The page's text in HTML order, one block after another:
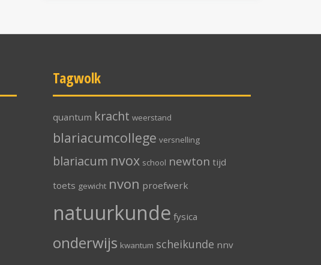
Tagwolk
quantum kracht weerstand
blariacumcollege versnelling
blariacum nvox school newton tijd
toets gewicht nvon proefwerk
natuurkunde fysica
onderwijs kwantum scheikunde nnv